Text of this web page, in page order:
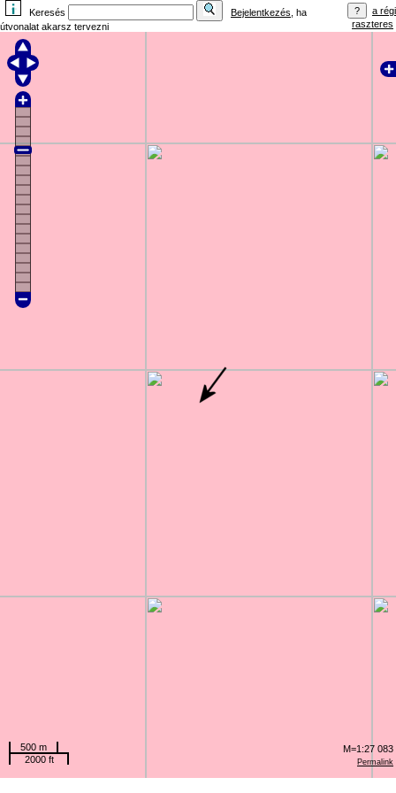
Keresés Bejelentkezés , ha
útvonalat akarsz tervezni
a régi
raszteres
Permalink
500 m
2000 ft
M=1:27 083